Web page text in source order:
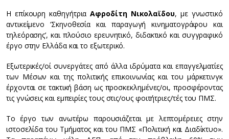
Η επίκουρη καθηγήτριαΑφροδίτη Νικολαϊδου, με γνωστικό
αντικείμενο ‘Σκηνοθεσία και παραγωγή κινηματογράφου και
τηλεόρασης’, και πλούσιο ερευνητικό, διδακτικό και συγγραφικό
έργο στην Ελλάδα και το εξωτερικό.
Εξωτερικές/οί συνεργάτες από άλλα ιδρύματα και επαγγελματίες
των Μέσων και της πολιτικής επικοινωνίας και του μάρκετινγκ
έρχονται σε τακτική βάση ως προσκεκλημένες/οι, προσφέροντας
τις γνώσεις και εμπειρίες τους στις/ους φοιτήτριες/τές του ΠΜΣ.
Το έργο των ανωτέρω παρουσιάζεται με λεπτομέρειες στην
ιστοσελίδα του Τμήματος και του ΠΜΣ «Πολιτική και Διαδίκτυο».